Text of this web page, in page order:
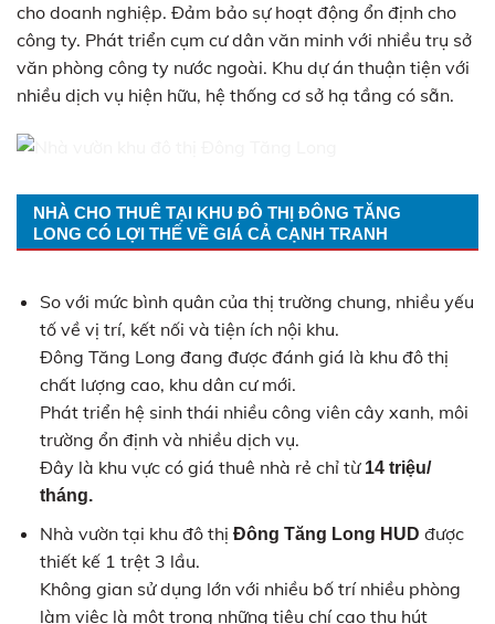
cho doanh nghiệp. Đảm bảo sự hoạt động ổn định cho
công ty. Phát triển cụm cư dân văn minh với nhiều trụ sở
văn phòng công ty nước ngoài. Khu dự án thuận tiện với
nhiều dịch vụ hiện hữu, hệ thống cơ sở hạ tầng có sẵn.
NHÀ CHO THUÊ TẠI KHU ĐÔ THỊ ĐÔNG TĂNG
LONG CÓ LỢI THẾ VỀ GIÁ CẢ CẠNH TRANH
So với mức bình quân của thị trường chung, nhiều yếu
tố về vị trí, kết nối và tiện ích nội khu.
Đông Tăng Long đang được đánh giá là khu đô thị
chất lượng cao, khu dân cư mới.
Phát triển hệ sinh thái nhiều công viên cây xanh, môi
trường ổn định và nhiều dịch vụ.
Đây là khu vực có giá thuê nhà rẻ chỉ từ 14 triệu/
tháng.
Nhà vườn tại khu đô thị Đông Tăng Long HUD được
thiết kế 1 trệt 3 lầu.
Không gian sử dụng lớn với nhiều bố trí nhiều phòng
làm việc là một trong những tiêu chí cao thu hút